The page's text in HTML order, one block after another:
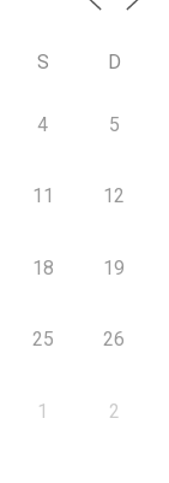
S D
4 5
11 12
18 19
25 26
1 2